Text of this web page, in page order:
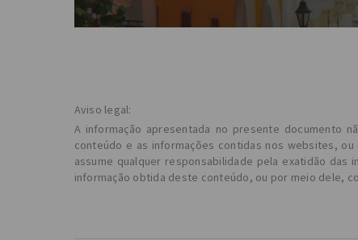
Aviso legal:
A informação apresentada no presente documento
conteúdo e as informações contidas nos websites,
assume qualquer responsabilidade pela exatidão
informação obtida deste conteúdo, ou por meio dele,